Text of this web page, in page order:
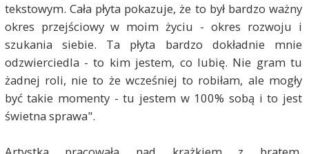
tekstowym. Cała płyta pokazuje, że to był bardzo ważny
okres przejściowy w moim życiu - okres rozwoju i
szukania siebie. Ta płyta bardzo dokładnie mnie
odzwierciedla - to kim jestem, co lubię. Nie gram tu
żadnej roli, nie to że wcześniej to robiłam, ale mogły
być takie momenty - tu jestem w 100% sobą i to jest
świetna sprawa".